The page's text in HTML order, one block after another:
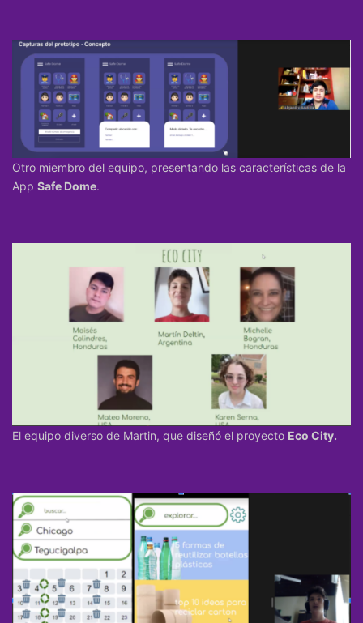
Otro miembro del equipo, presentando las características de la
App Safe Dome.
El equipo diverso de Martin, que diseñó el proyecto Eco City.